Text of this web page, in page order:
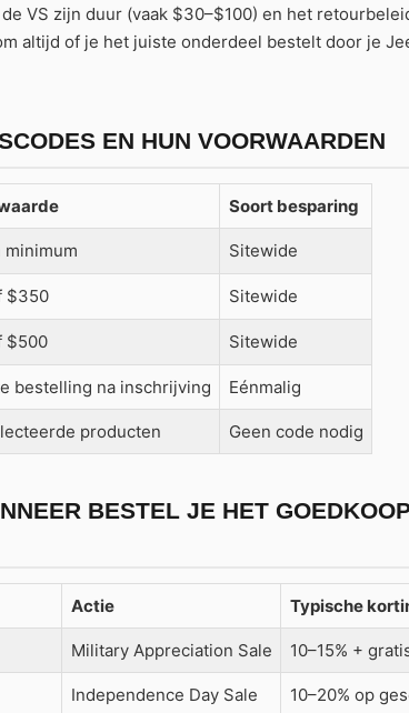
VS zijn duur (vaak $30–$100) en het
altijd of je het juiste onderdeel bestelt door je
EN HUN VOORWAARDEN
Soort besparing
minimum Sitewide
$350 Sitewide
$500 Sitewide
bestelling na inschrijving Eénmalig
producten Geen code nodig
BESTEL JE HET
Actie Typische
Military Appreciation Sale 10–15% +
Independence Day Sale 10–20% op